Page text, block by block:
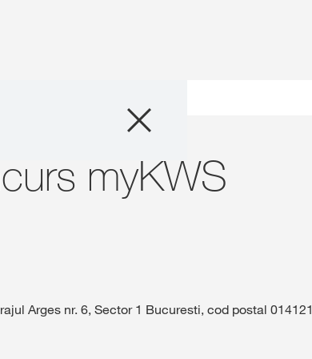
myKWS
Arges nr. 6, Sector 1 Bucuresti, cod postal